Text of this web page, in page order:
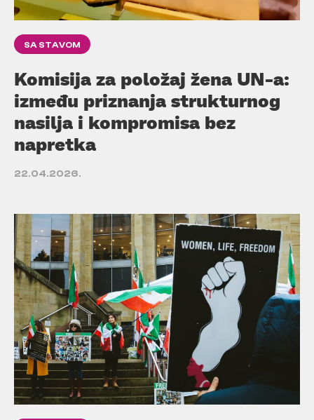
SA STAVOM
Komisija za položaj žena UN-a:
između priznanja strukturnog
nasilja i kompromisa bez
napretka
22.04.2026.